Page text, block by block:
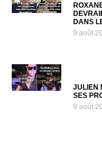
DANS
9 août
JULIEN
SES
9 août